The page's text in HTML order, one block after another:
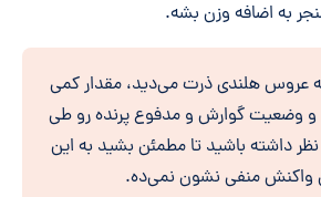
به اضافه وزن بشه.
به عروس هلندی ذرت می‌دید، مقدار کمی
و وضعیت گوارش و مدفوع پرنده رو طی
نظر داشته باشید تا مطمئن بشید به این
واکنش منفی نشون نمی‌ده.